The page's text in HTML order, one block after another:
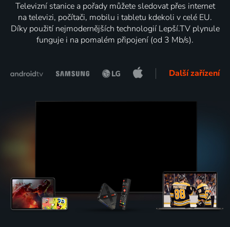
Televizní stanice a pořady můžete sledovat přes internet
na televizi, počítači, mobilu i tabletu kdekoli v celé EU.
Díky použití nejmodernějších technologií Lepší.TV plynule
funguje i na pomalém připojení (od 3 Mb/s).
Další zařízení